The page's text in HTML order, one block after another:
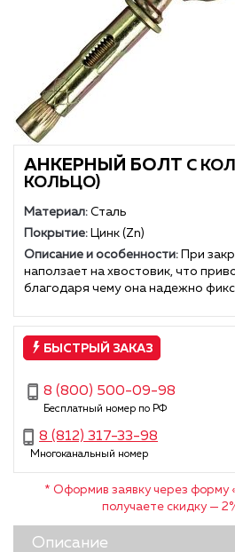
АНКЕРНЫЙ БОЛТ С
КОЛЬЦО)
Материал: Сталь
Покрытие: Цинк (Zn)
Описание и особенности:
При
наползает на хвостовик, что
благодаря чему она надежно
БЫСТРЫЙ ЗАКАЗ
8 (800) 500-09-98
Бесплатный номер по РФ
8 (812) 317-33-98
Многоканальный номер
* Оформив заявку через форму
получаете скидку —
Описание